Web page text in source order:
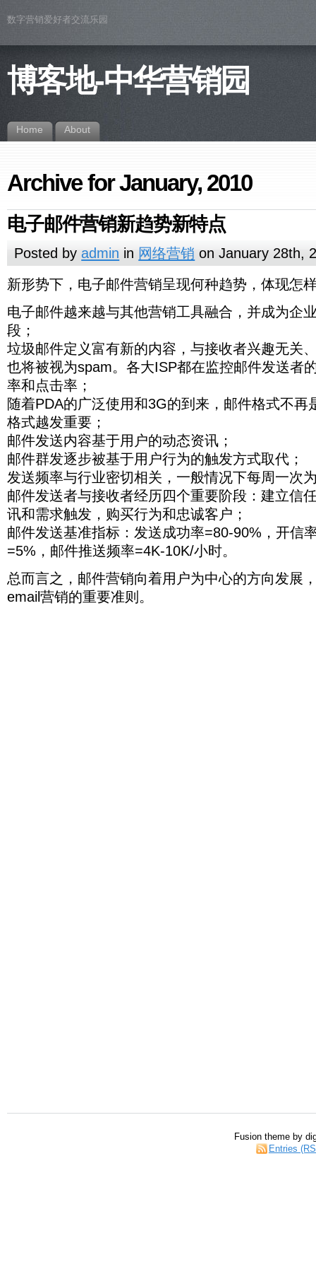
数字营销爱好者交流乐园
博客地-中华营销园
Home About
Archive for January, 2010
电子邮件营销新趋势新特点
Posted byadmin in 网络营销 on January 28th,
新形势下，电子邮件营销呈现何种趋势，体现怎
电子邮件越来越与其他营销工具融合，并成为企
段；
垃圾邮件定义富有新的内容，与接收者兴趣无关
也将被视为spam。各大ISP都在监控邮件发送者
率和点击率；
随着PDA的广泛使用和3G的到来，邮件格式不再
格式越发重要；
邮件发送内容基于用户的动态资讯；
邮件群发逐步被基于用户行为的触发方式取代；
发送频率与行业密切相关，一般情况下每周一次
邮件发送者与接收者经历四个重要阶段：建立信
讯和需求触发，购买行为和忠诚客户；
邮件发送基准指标：发送成功率=80-90%，开信
=5%，邮件推送频率=4K-10K/小时。
总而言之，邮件营销向着用户为中心的方向发展
email营销的重要准则。
Fusion theme by
Entries